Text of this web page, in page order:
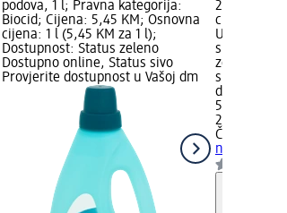
podova, 1 l; Pravna kategorija:
Biocid; Cijena: 5,45 KM; Osnovna
cijena: 1 l (5,45 KM za 1 l);
Dostupnost: Status zeleno
Dostupno online, Status sivo
Provjerite dostupnost u Vašoj dm
250 ml;
cijena: 250
supstance;
zeleno
sivo
dm trgovini
5,65 KM
250 ml
Čisto